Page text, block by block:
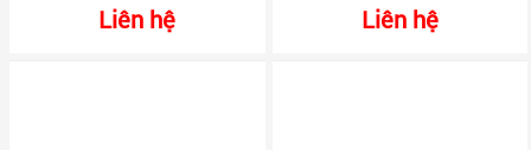
Liên hệ Liên hệ